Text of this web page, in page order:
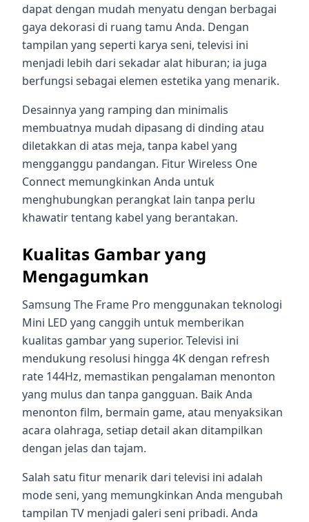
dapat dengan mudah menyatu dengan berbagai
gaya dekorasi di ruang tamu Anda. Dengan
tampilan yang seperti karya seni, televisi ini
menjadi lebih dari sekadar alat hiburan; ia juga
berfungsi sebagai elemen estetika yang menarik.
Desainnya yang ramping dan minimalis
membuatnya mudah dipasang di dinding atau
diletakkan di atas meja, tanpa kabel yang
mengganggu pandangan. Fitur Wireless One
Connect memungkinkan Anda untuk
menghubungkan perangkat lain tanpa perlu
khawatir tentang kabel yang berantakan.
Kualitas Gambar yang
Mengagumkan
Samsung The Frame Pro menggunakan teknologi
Mini LED yang canggih untuk memberikan
kualitas gambar yang superior. Televisi ini
mendukung resolusi hingga 4K dengan refresh
rate 144Hz, memastikan pengalaman menonton
yang mulus dan tanpa gangguan. Baik Anda
menonton film, bermain game, atau menyaksikan
acara olahraga, setiap detail akan ditampilkan
dengan jelas dan tajam.
Salah satu fitur menarik dari televisi ini adalah
mode seni, yang memungkinkan Anda mengubah
tampilan TV menjadi galeri seni pribadi. Anda